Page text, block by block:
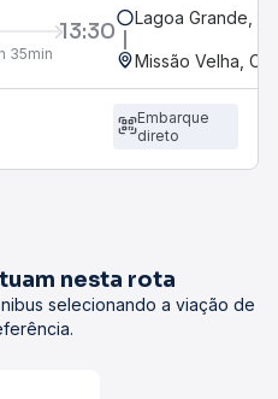
13:30
35min
Lagoa Grande, PE
Missão Velha, CE
Embarque
direto
nesta rota
selecionando a viação de